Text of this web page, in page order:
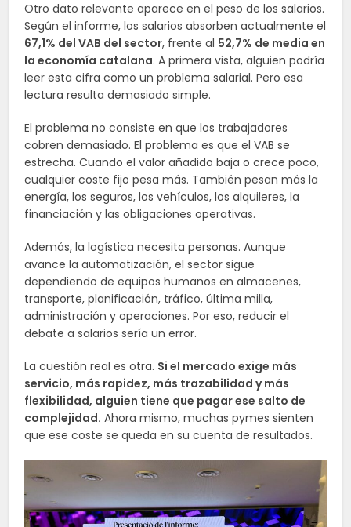
Otro dato relevante aparece en el peso de los salarios.
Según el informe, los salarios absorben actualmente el
67,1% del VAB del sector, frente al 52,7% de media en
la economía catalana. A primera vista, alguien podría
leer esta cifra como un problema salarial. Pero esa
lectura resulta demasiado simple.
El problema no consiste en que los trabajadores
cobren demasiado. El problema es que el VAB se
estrecha. Cuando el valor añadido baja o crece poco,
cualquier coste fijo pesa más. También pesan más la
energía, los seguros, los vehículos, los alquileres, la
financiación y las obligaciones operativas.
Además, la logística necesita personas. Aunque
avance la automatización, el sector sigue
dependiendo de equipos humanos en almacenes,
transporte, planificación, tráfico, última milla,
administración y operaciones. Por eso, reducir el
debate a salarios sería un error.
La cuestión real es otra. Si el mercado exige más
servicio, más rapidez, más trazabilidad y más
flexibilidad, alguien tiene que pagar ese salto de
complejidad. Ahora mismo, muchas pymes sienten
que ese coste se queda en su cuenta de resultados.